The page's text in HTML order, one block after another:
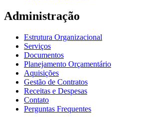
Administração
Estrutura Organizacional
Serviços
Documentos
Planejamento Orçamentário
Aquisições
Gestão de Contratos
Receitas e Despesas
Contato
Perguntas Frequentes